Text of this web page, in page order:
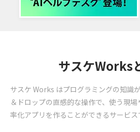
サスケWorks
サスケ Works はプログラミングの知識
＆ドロップの直感的な操作で、使う現
率化アプリを作ることができるサービス